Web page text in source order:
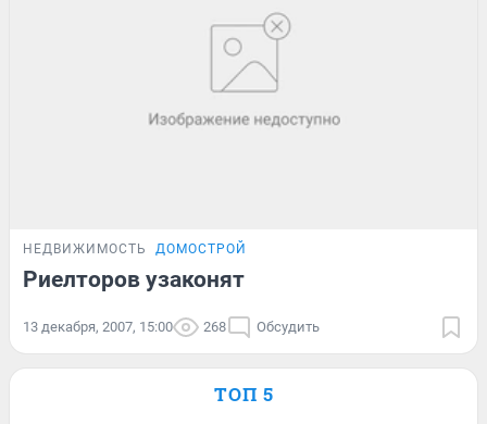
НЕДВИЖИМОСТЬ ДОМОСТРОЙ
Риелторов узаконят
13 декабря, 2007, 15:00 268 Обсудить
ТОП 5